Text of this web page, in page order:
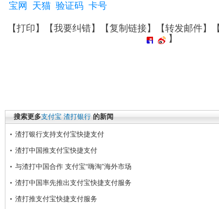
宝网
天猫 验证码 卡号
【打印】【我要纠错】【复制链接】【转发邮件】
】
搜索更多支付宝 渣打银行 的新闻
渣打银行支持支付宝快捷支付
渣打中国推支付宝快捷支付
与渣打中国合作 支付宝“嗨淘”海外市场
渣打中国率先推出支付宝快捷支付服务
渣打推支付宝快捷支付服务